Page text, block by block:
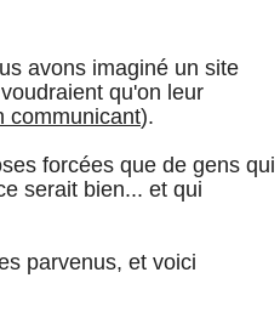
avons imaginé un site
qu'on leur
communicant).
forcées que de gens qui
serait bien... et qui
parvenus, et voici